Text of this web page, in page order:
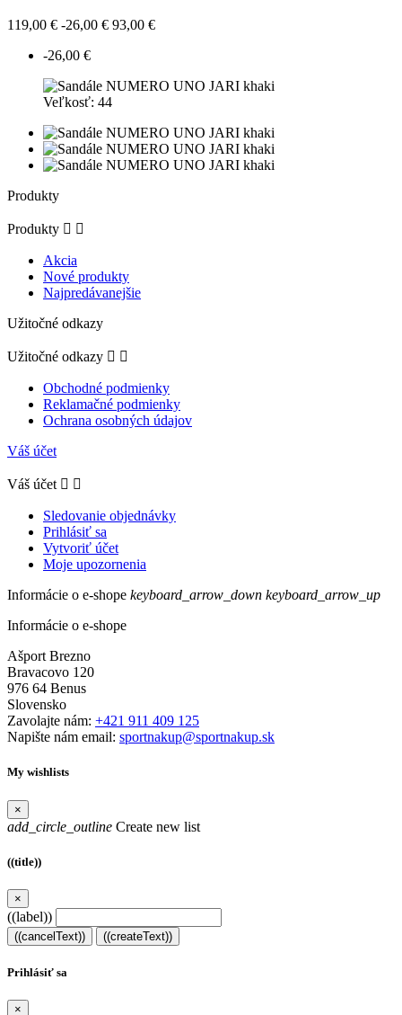
119,00 € -26,00 € 93,00 €
-26,00 €
Veľkosť: 44
Produkty
Produkty  
Akcia
Nové produkty
Najpredávanejšie
Užitočné odkazy
Užitočné odkazy  
Obchodné podmienky
Reklamačné podmienky
Ochrana osobných údajov
Váš účet
Váš účet  
Sledovanie objednávky
Prihlásiť sa
Vytvoriť účet
Moje upozornenia
Informácie o e-shope keyboard_arrow_down keyboard_arrow_up
Informácie o e-shope
Ašport Brezno
Bravacovo 120
976 64 Benus
Slovensko
Zavolajte nám: +421 911 409 125
Napište nám email: sportnakup@sportnakup.sk
My wishlists
×
add_circle_outline Create new list
((title))
×
((label))
((cancelText)) ((createText))
Prihlásiť sa
×